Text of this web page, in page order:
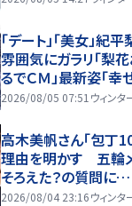
「デート」「美女」紀
雰囲気にガラリ「梨花
るでＣＭ」最新姿「幸
ジ」
2026/08/05 07:51 ウィン
高木美帆さん「包丁
理由を明かす 五輪
そろえた？の質問に…
2026/08/04 23:16ウィン